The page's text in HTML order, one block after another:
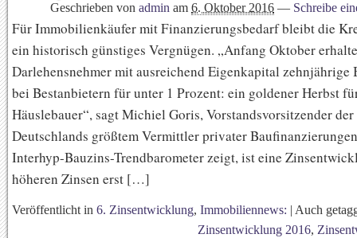
Geschrieben von admin am 6. Oktober 2016 — Schreibe
Für Immobilienkäufer mit Finanzierungsbedarf bleibt die
ein historisch günstiges Vergnügen. „Anfang Oktober
Darlehensnehmer mit ausreichend Eigenkapital zehnjährige
bei Bestanbietern für unter 1 Prozent: ein goldener Herbst
Häuslebauer“, sagt Michiel Goris, Vorstandsvorsitzender
Deutschlands größtem Vermittler privater
Interhyp-Bauzins-Trendbarometer zeigt, ist eine
höheren Zinsen erst […]
Veröffentlicht in 6. Zinsentwicklung, Immobiliennews: | Auch
Zinsentwicklung 2016,